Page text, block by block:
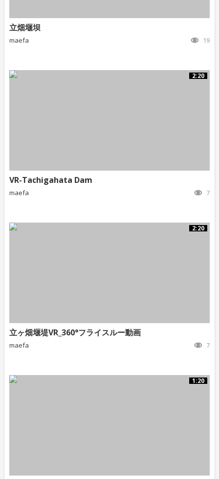
立畑堰坝
maefa 19
2:20
VR-Tachigahata Dam
maefa 7
2:20
立ヶ畑堰堤VR_360°フライスルー動画
maefa 7
1:20